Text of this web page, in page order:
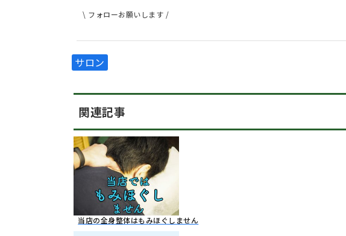
\ フォローお願いします /
サロン
関連記事
当店の全身整体はもみほぐしません